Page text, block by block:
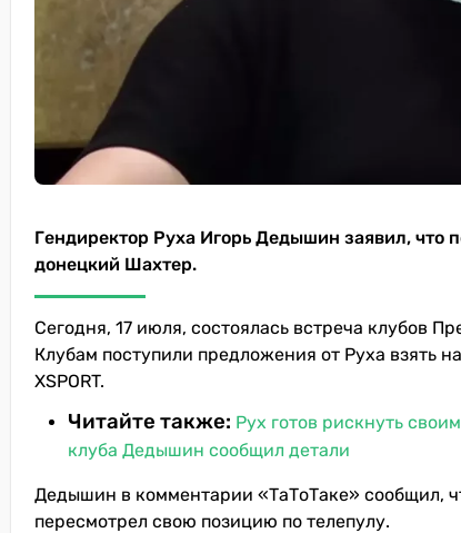
Гендиректор Руха Игорь Дедышин заявил, что
донецкий Шахтер.
Сегодня, 17 июля, состоялась встреча клубов
Клубам поступили предложения от Руха взять
XSPORT.
Читайте также: Рух готов рискнуть
клуба Дедышин сообщил детали
Дедышин в комментарии «ТаТоТаке» сообщил,
пересмотрел свою позицию по телепулу.